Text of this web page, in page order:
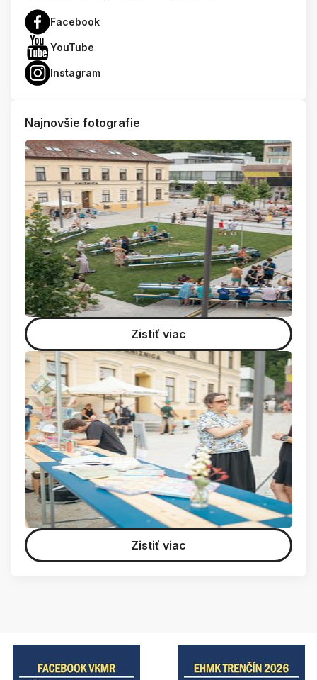
Facebook
YouTube
Instagram
Najnovšie fotografie
Zistiť viac
Zistiť viac